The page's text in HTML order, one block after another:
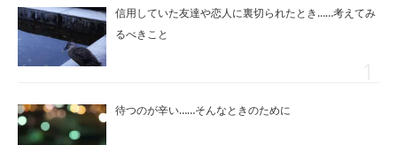
信用していた友達や恋人に裏切られたとき……考えてみ
るべきこと
待つのが辛い……そんなときのために